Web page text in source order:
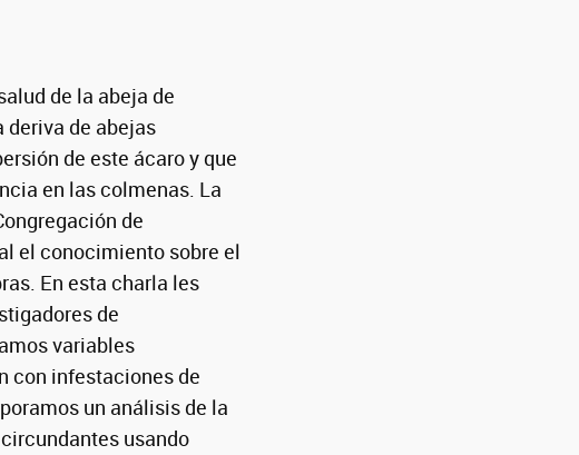
de la abeja de
deriva de abejas
de este ácaro y que
en las colmenas. La
de
el conocimiento sobre el
En esta charla les
de
variables
con infestaciones de
un análisis de la
usando